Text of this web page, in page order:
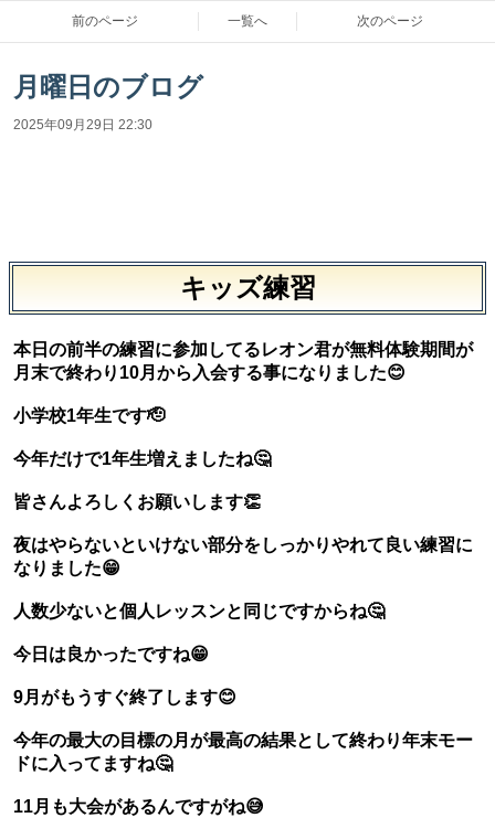
前のページ 一覧へ 次のページ
月曜日のブログ
2025年09月29日 22:30
キッズ練習
本日の前半の練習に参加してるレオン君が無料体験期間が
月末で終わり10月から入会する事になりました😊
小学校1年生です🫡
今年だけで1年生増えましたね🤔
皆さんよろしくお願いします👏
夜はやらないといけない部分をしっかりやれて良い練習に
なりました😁
人数少ないと個人レッスンと同じですからね🤔
今日は良かったですね😁
9月がもうすぐ終了します😊
今年の最大の目標の月が最高の結果として終わり年末モー
ドに入ってますね🤔
11月も大会があるんですがね😅